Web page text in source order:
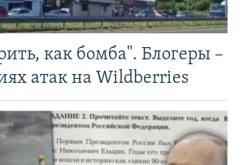
как бомба". Блогеры –
атак на Wildberries